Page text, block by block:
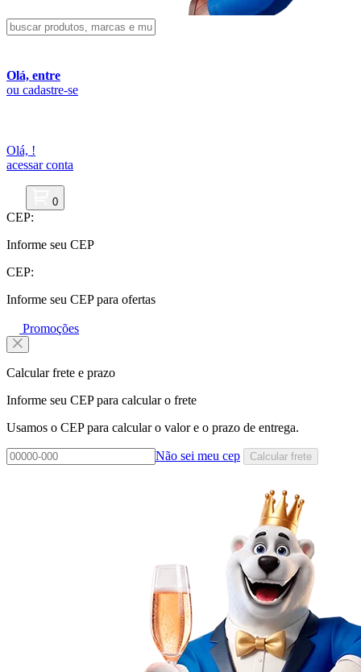
Olá, entre
ou cadastre-se
Olá, !
acessar conta
0
CEP:
Informe seu CEP
CEP:
Informe seu CEP para ofertas
Promoções
Calcular frete e prazo
Informe seu CEP para calcular o frete
Usamos o CEP para calcular o valor e o prazo de entrega.
Não sei meu cep Calcular frete